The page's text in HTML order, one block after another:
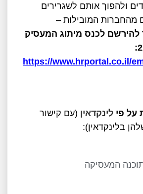
ולהפוך אותם לשגרירים
מהחברות המובילות –
להירשם לכנס מיתוג המעסיק
https://www.hrportal.co.il/
על פי לינקדאין (עם קישור
בלינקדאין):
המעסיקה